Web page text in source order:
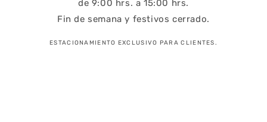
de 9:00 hrs. a 15:00 hrs.
Fin de semana y festivos cerrado.
ESTACIONAMIENTO EXCLUSIVO PARA CLIENTES.